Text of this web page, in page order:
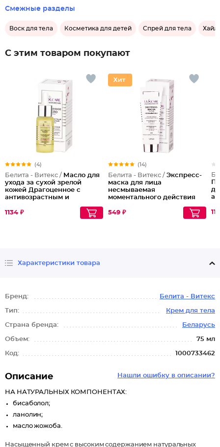
Смежные разделы
Воск для тела Косметика для детей Спрей для тела
С этим товаром покупают
(4)
Белита - Витекс / Масло для
ухода за сухой зрелой
кожей Драгоценное с
антивозрастным и
LuxCare
1134 ₽
(14)
Белита - Витекс / Экспресс-
маска для лица
несмываемая
моментального действия
стресса LuxCare
549 ₽
Характеристики товара
Бренд: Белита - Витекс
Тип: Крем для тела
Страна бренда: Беларусь
Объем: 75 мл
Код: 1000733462
Нашли ошибку в описании?
Описание
НА НАТУРАЛЬНЫХ КОМПОНЕНТАХ:
бисаболол;
ланолин;
масло жожоба.
Насыщенный крем с высоким содержанием натуральных